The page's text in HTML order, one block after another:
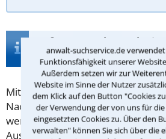
anwalt-suchservice.de
Funktionsfähigkeit unserer
Außerdem setzen wir zur
Website im Sinne der Nutzer
dem Klick auf den Button "Cookies
der Verwendung der von uns für
eingesetzten Cookies zu. Über den
verwalten" können Sie sich über die
Infos zur Suche nach
Enterbung in Dingolfing
Mit derEnterbungwird versucht,
Nachkommen möglichst wenig
wenig" deshalb, da derPflichtteil
Ausnahmen (z.B. Straftat) nicht